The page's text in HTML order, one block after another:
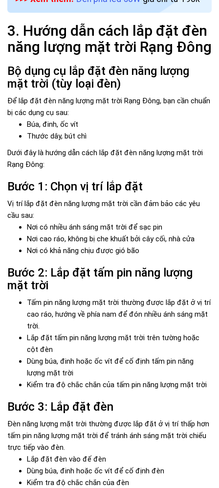
3. Hướng dẫn cách lắp đặt đèn
năng lượng mặt trời Rạng Đông
Bộ dụng cụ lắp đặt đèn năng lượng
mặt trời (tùy loại đèn)
Để lắp đặt đèn năng lượng mặt trời Rạng Đông, bạn cần chuẩn
bị các dụng cụ sau:
Búa, đinh, ốc vít
Thước dây, bút chì
Dưới đây là hướng dẫn cách lắp đặt đèn năng lượng mặt trời
Rạng Đông:
Bước 1: Chọn vị trí lắp đặt
Vị trí lắp đặt đèn năng lượng mặt trời cần đảm bảo các yêu
cầu sau:
Nơi có nhiều ánh sáng mặt trời để sạc pin
Nơi cao ráo, không bị che khuất bởi cây cối, nhà cửa
Nơi có khả năng chịu được gió bão
Bước 2: Lắp đặt tấm pin năng lượng
mặt trời
Tấm pin năng lượng mặt trời thường được lắp đặt ở vị trí
cao ráo, hướng về phía nam để đón nhiều ánh sáng mặt
trời.
Lắp đặt tấm pin năng lượng mặt trời trên tường hoặc
cột đèn
Dùng búa, đinh hoặc ốc vít để cố định tấm pin năng
lượng mặt trời
Kiểm tra độ chắc chắn của tấm pin năng lượng mặt trời
Bước 3: Lắp đặt đèn
Đèn năng lượng mặt trời thường được lắp đặt ở vị trí thấp hơn
tấm pin năng lượng mặt trời để tránh ánh sáng mặt trời chiếu
trực tiếp vào đèn.
Lắp đặt đèn vào đế đèn
Dùng búa, đinh hoặc ốc vít để cố định đèn
Kiểm tra độ chắc chắn của đèn